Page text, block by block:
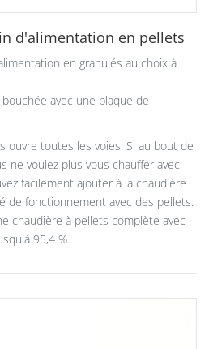
d'alimentation en pellets
en granulés au choix à
avec une plaque de
ouvre toutes les voies. Si au bout de
ne voulez plus vous chauffer avec
facilement ajouter à la chaudière
de fonctionnement avec des pellets.
chaudière à pellets complète avec
95,4 %.